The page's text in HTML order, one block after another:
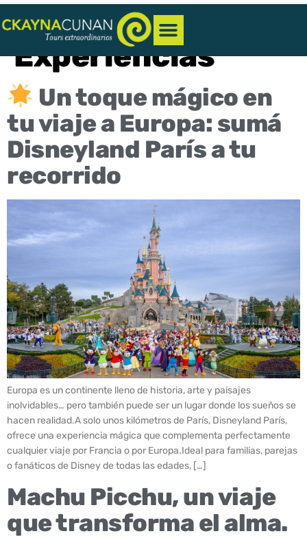
Categoría:
Experiencias
Un toque mágico en
tu viaje a Europa: sumá
Disneyland París a tu
recorrido
Europa es un continente lleno de historia, arte y paisajes
inolvidables… pero también puede ser un lugar donde los sueños se
hacen realidad.A solo unos kilómetros de París, Disneyland París,
ofrece una experiencia mágica que complementa perfectamente
cualquier viaje por Francia o por Europa.Ideal para familias, parejas
o fanáticos de Disney de todas las edades, […]
Machu Picchu, un viaje
que transforma el alma.